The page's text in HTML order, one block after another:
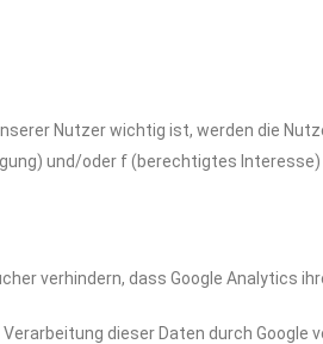
Nutzer wichtig ist, werden die
und/oder f (berechtigtes Interesse)
verhindern, dass Google Analytics
dieser Daten durch Google